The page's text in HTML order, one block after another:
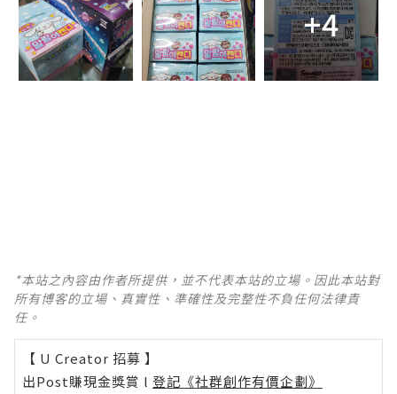
+4
*本站之內容由作者所提供，並不代表本站的立場。因此本站對
所有博客的立場、真實性、準確性及完整性不負任何法律責
任。
【 U Creator 招募 】
出Post賺現金獎賞 l 登記《社群創作有價企劃》